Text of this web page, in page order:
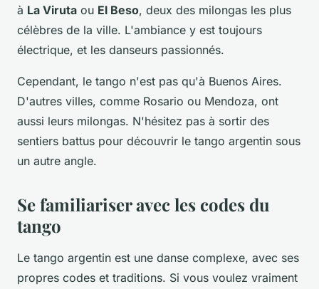
à La Viruta ou El Beso, deux des milongas les plus
célèbres de la ville. L'ambiance y est toujours
électrique, et les danseurs passionnés.
Cependant, le tango n'est pas qu'à Buenos Aires.
D'autres villes, comme Rosario ou Mendoza, ont
aussi leurs milongas. N'hésitez pas à sortir des
sentiers battus pour découvrir le tango argentin sous
un autre angle.
Se familiariser avec les codes du
tango
Le tango argentin est une danse complexe, avec ses
propres codes et traditions. Si vous voulez vraiment